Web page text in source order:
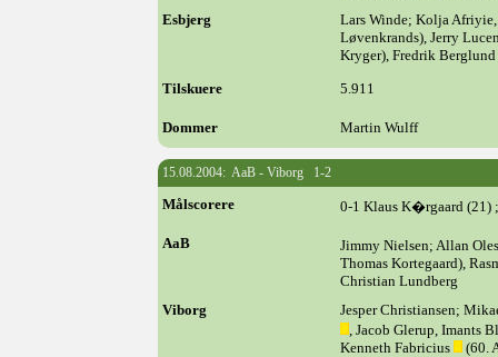
Esbjerg
Lars Winde; Kolja
Løvenkrands), Jerry
Kryger), Fredrik Berglund
Tilskuere
5.911
Dommer Martin Wulff
15.08.2004: AaB - Viborg 1-2
Målscorere 0-1 Klaus K�rgaard (21)
AaB
Jimmy Nielsen; Allan
Thomas Kortegaard),
Christian Lundberg
Viborg
Jesper Christiansen;
, Jacob Glerup, Imants
Kenneth Fabricius
(60.